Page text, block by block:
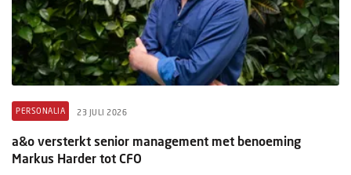
PERSONALIA 23 JULI 2026
a&o versterkt senior management met benoeming
Markus Harder tot CFO